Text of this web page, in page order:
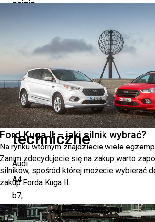
opinie
Audi
A4
b7
–
dane
techniczne
Audi
A4
b7,
wprowadzone
Ford Kuga II – jaki silnik wybrać?
Na rynku wtórnym znajdziecie wiele
Zanim zdecydujecie się na zakup warto
silników, spośród której możecie wybierać
zakup Forda Kuga II.